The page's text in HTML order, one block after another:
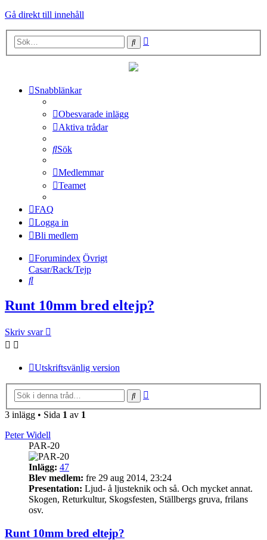
Gå direkt till innehåll
Sök
Snabblänkar
Obesvarade inlägg
Aktiva trådar
Sök
Medlemmar
Teamet
FAQ
Logga in
Bli medlem
Forumindex Övrigt
Casar/Rack/Tejp
Sök
Runt 10mm bred eltejp?
Skriv svar
Utskriftsvänlig version
Sök
3 inlägg • Sida 1 av 1
Peter Widell
PAR-20
Inlägg: 47
Blev medlem: fre 29 aug 2014, 23:24
Presentation: Ljud- å ljusteknik och så. Och mycket annat.
Skogen, Returkultur, Skogsfesten, Ställbergs gruva, frilans
osv.
Runt 10mm bred eltejp?